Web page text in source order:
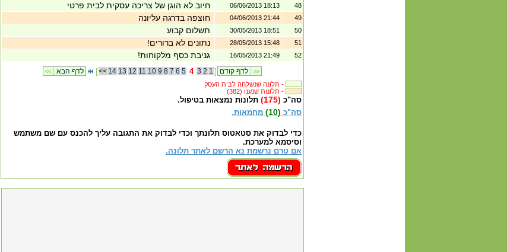
חיוב לא הוגן של צריכה עסקית לבית פרטי 06/06/2013 18:13 48
חוצפה בדרגה עליונה 04/06/2013 21:44 49
תשלום קבוע 30/05/2013 18:51 50
נתונים לא ברורים! 28/05/2013 15:48 51
גניבת כסף מלקוחות! 16/05/2013 21:49 52
<< [<< 14 13 12 11 10 9 8 7 6 5 4 3 2 1 ] >>
תלונה שנשלחה לבית העסק -
(382) תלונות שנענו -
סה"כ (175)
תלונות נמצאות בטיפול.
סה"כ (10) מחמאות.
כדי לבדוק את סטאטוס תלונתך וכדי לבדוק את התגובה עליך להכנס עם שם משתמש
וסיסמא למערכת.
אם טרם נרשמת נא הרשם לאתר תלונה.